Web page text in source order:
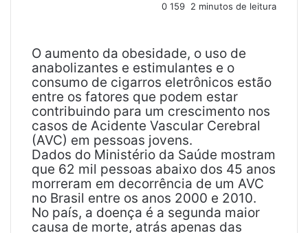
e
i
l
0 159 2 minutos de leitura
O aumento da obesidade, o uso de
anabolizantes e estimulantes e o
consumo de cigarros eletrônicos estão
entre os fatores que podem estar
contribuindo para um crescimento nos
casos de Acidente Vascular Cerebral
(AVC) em pessoas jovens.
Dados do Ministério da Saúde mostram
que 62 mil pessoas abaixo dos 45 anos
morreram em decorrência de um AVC
no Brasil entre os anos 2000 e 2010.
No país, a doença é a segunda maior
causa de morte, atrás apenas das